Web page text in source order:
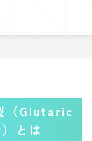
（Glutaric
とは